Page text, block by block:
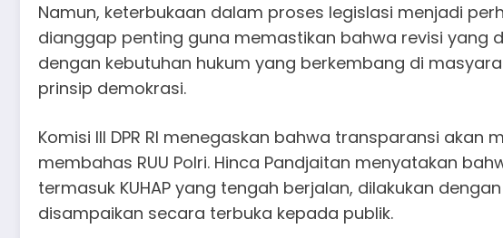
Namun, keterbukaan dalam proses legislasi menjadi
dianggap penting guna memastikan bahwa revisi yang
dengan kebutuhan hukum yang berkembang di
prinsip demokrasi.
Komisi III DPR RI menegaskan bahwa transparansi akan
membahas RUU Polri. Hinca Pandjaitan menyatakan
termasuk KUHAP yang tengah berjalan, dilakukan
disampaikan secara terbuka kepada publik.